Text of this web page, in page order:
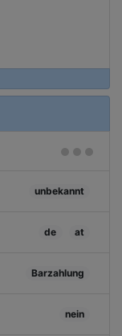
unbekannt
de at
Barzahlung
nein